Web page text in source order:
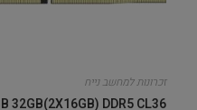
זכרונות למחשב נייח
32GB(2X16GB) DDR5 CL36